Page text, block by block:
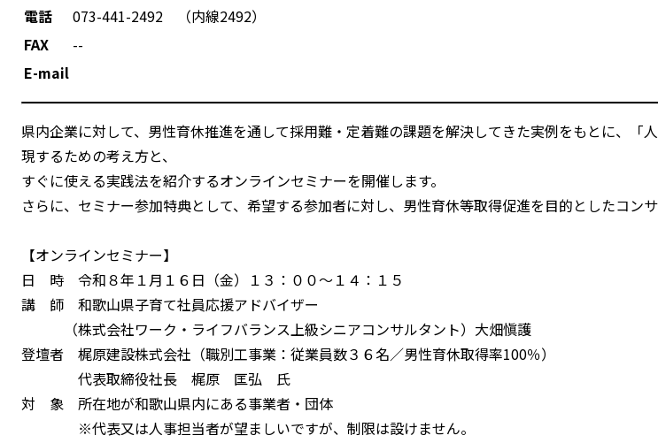
電話
073-441-2492 （内線2492）
FAX
--
E-mail
県内企業に対して、男性育休推進を通して採用難・定着難の課題を解決してきた実例をもとに、「
現するための考え方と、
すぐに使える実践法を紹介するオンラインセミナーを開催します。
さらに、セミナー参加特典として、希望する参加者に対し、男性育休等取得促進を目的としたコン
【オンラインセミナー】
日 時 令和８年１月１６日（金）１３：００～１４：１５
講 師 和歌山県子育て社員応援アドバイザー
（株式会社ワーク・ライフバランス上級シニアコンサルタント）大畑愼護
登壇者 梶原建設株式会社（職別工事業：従業員数３６名／男性育休取得率100％）
代表取締役社長 梶原 匡弘 氏
対 象 所在地が和歌山県内にある事業者・団体
※代表又は人事担当者が望ましいですが、制限は設けません。